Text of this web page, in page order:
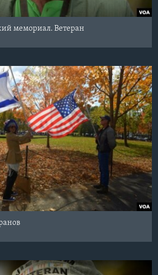
мемориал. Ветеран